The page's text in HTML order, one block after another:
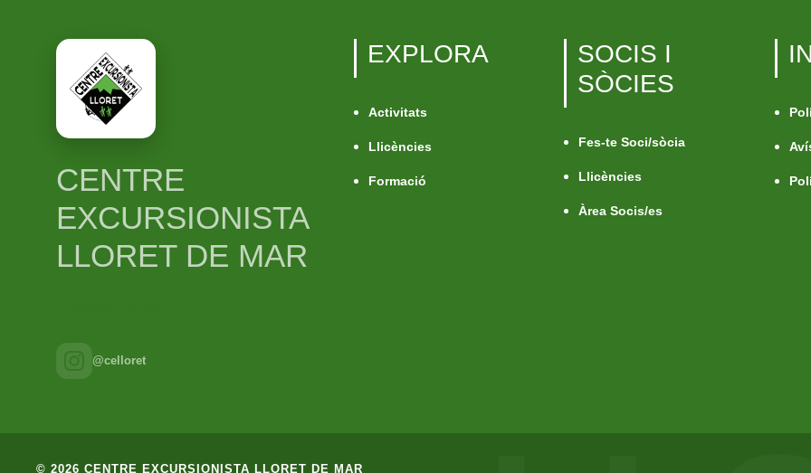
CENTRE
EXCURSIONISTA
LLORET DE MAR
@celloret
EXPLORA
Activitats
Llicències
Formació
SOCIS I
SÒCIES
Fes-te Soci/sòcia
Llicències
Àrea Socis/es
© 2026 CENTRE EXCURSIONISTA LLORET DE MAR